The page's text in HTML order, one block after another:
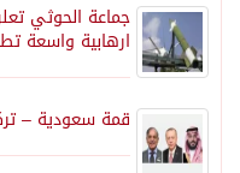
جماعة الحوثي
ارهابية واسعة
قمة سعودية –